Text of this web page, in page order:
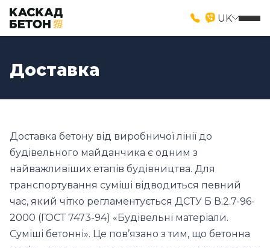
UK
Доставка
Доставка бетону від виробничої лінії до
будівельного майданчика є одним з
найважливіших етапів будівництва. Для
транспортування суміші відводиться певний
час, який чітко регламентується ДСТУ Б В.2.7-96-
2000 (ГОСТ 7473-94) «Будівельні матеріали.
Суміші бетонні». Це пов’язано з тим, що бетонна